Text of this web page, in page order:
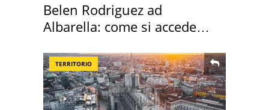
Belen Rodriguez ad
Albarella: come si accede
TERRITORIO